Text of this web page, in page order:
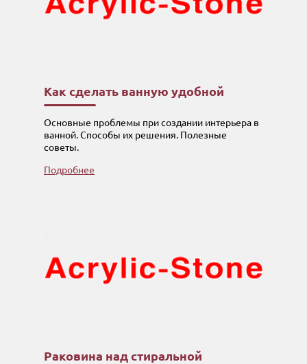
Как сделать ванную удобной
Основные проблемы при создании интерьера в
ванной. Способы их решения. Полезные
советы.
Подробнее
Раковина над стиральной